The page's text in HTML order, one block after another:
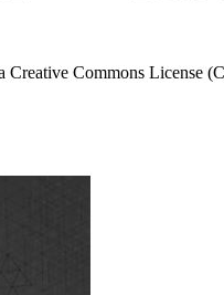
Creative Commons License